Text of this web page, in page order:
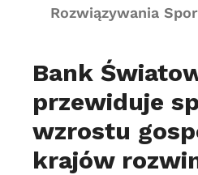
Rozwiązywania
Bank
przewiduje
wzrostu
krajów